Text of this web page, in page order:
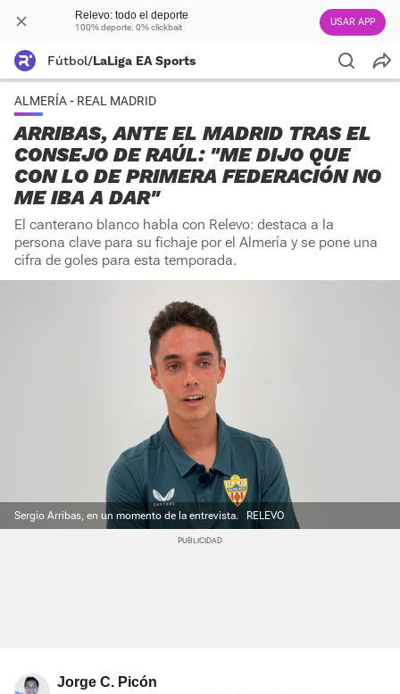
Relevo: todo el deporte
100% deporte. 0% clickbait USAR APP
Fútbol/LaLiga EA Sports
ALMERÍA - REAL MADRID
ARRIBAS, ANTE EL MADRID TRAS EL
CONSEJO DE RAÚL: "ME DIJO QUE
CON LO DE PRIMERA FEDERACIÓN NO
ME IBA A DAR"
El canterano blanco habla con Relevo: destaca a la
persona clave para su fichaje por el Almería y se pone una
cifra de goles para esta temporada.
Sergio Arribas, en un momento de la entrevista. RELEVO
Jorge C. Picón